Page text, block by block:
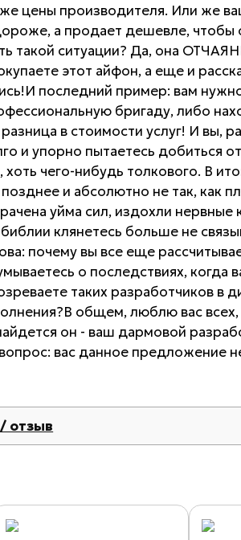
цены производителя. Или же
а продает дешевле, чтобы
такой ситуации? Да, она
этот айфон, а еще и
последний пример: вам
бригаду, либо
в стоимости услуг! И вы,
и упорно пытаетесь добиться
чего-нибудь толкового. В
и абсолютно не так, как
уйма сил, издохли нервные
клянетесь больше не
почему вы все еще
о последствиях, когда
таких разработчиков в
общем, люблю вас
он - ваш дармовой
вас данное предложение
отзыв